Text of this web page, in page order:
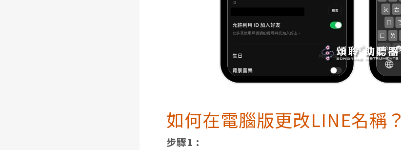
如何在電腦版更改LINE名稱？
步驟1 :